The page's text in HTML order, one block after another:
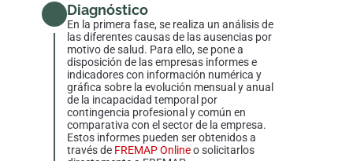
Diagnóstico
En la primera fase, se realiza un análisis de
las diferentes causas de las ausencias por
motivo de salud. Para ello, se pone a
disposición de las empresas informes e
indicadores con información numérica y
gráfica sobre la evolución mensual y anual
de la incapacidad temporal por
contingencia profesional y común en
comparativa con el sector de la empresa.
Estos informes pueden ser obtenidos a
través de FREMAP Onlineo solicitarlos